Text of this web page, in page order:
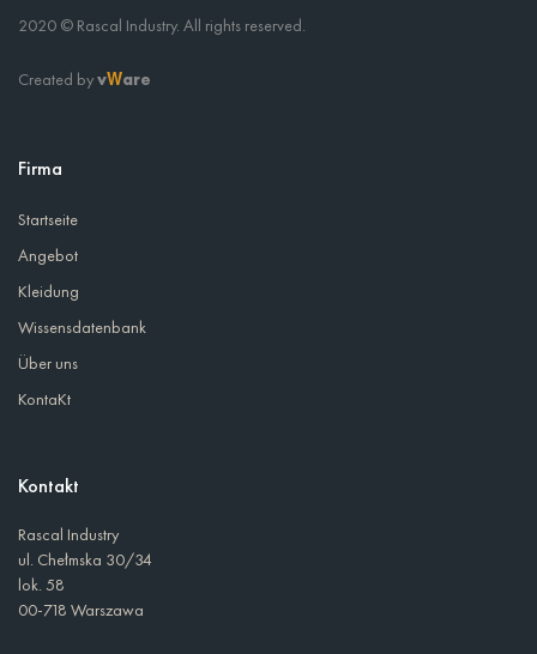
2020 © Rascal Industry. All rights reserved.
Created byvWare
Firma
Startseite
Angebot
Kleidung
Wissensdatenbank
Über uns
KontaKt
Kontakt
Rascal Industry
ul. Chełmska 30/34
lok. 58
00-718 Warszawa